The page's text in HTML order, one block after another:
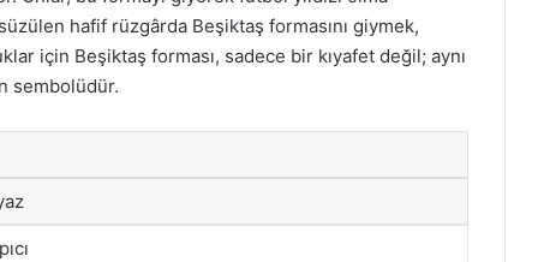
hafif rüzgârda Beşiktaş formasını giymek,
için Beşiktaş forması, sadece bir kıyafet değil; aynı
sembolüdür.